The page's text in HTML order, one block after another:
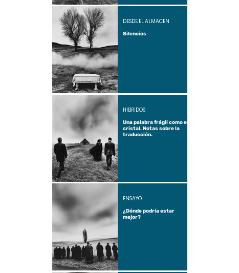
Silencios
DESDE EL ALMACÉN
Una palabra frágil como el
cristal. Notas sobre la
traducción.
HÍBRIDOS
¿Dónde podría estar
mejor?
ENSAYO